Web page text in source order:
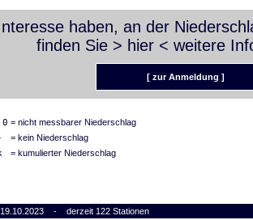
haben, an der
finden Sie > hier < weitere
[ zur Anmeldung ]
= nicht messbarer Niederschlag
= kein Niederschlag
= kumulierter Niederschlag
19.10.2023 - derzeit 122 Stationen